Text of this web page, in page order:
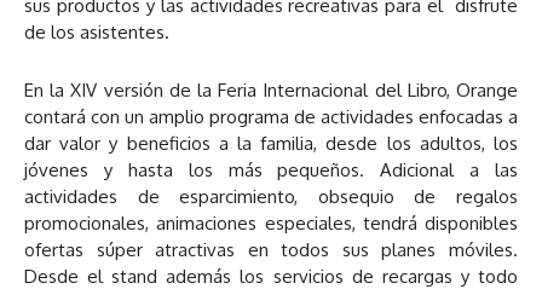
sus productos y las actividades recreativas para el disfrute
de los asistentes.
En la XIV versión de la Feria Internacional del Libro, Orange
contará con un amplio programa de actividades enfocadas a
dar valor y beneficios a la familia, desde los adultos, los
jóvenes y hasta los más pequeños. Adicional a las
actividades de esparcimiento, obsequio de regalos
promocionales, animaciones especiales, tendrá disponibles
ofertas súper atractivas en todos sus planes móviles.
Desde el stand además los servicios de recargas y todo